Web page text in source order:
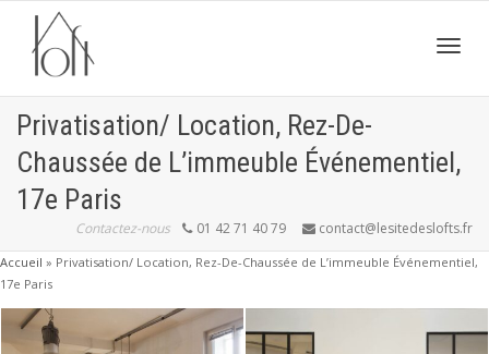
Privatisation/ Location, Rez-De-
Chaussée de L’immeuble Événementiel,
17e Paris
Contactez-nous 01 42 71 40 79 contact@lesitedeslofts.fr
Accueil » Privatisation/ Location, Rez-De-Chaussée de L’immeuble Événementiel,
17e Paris